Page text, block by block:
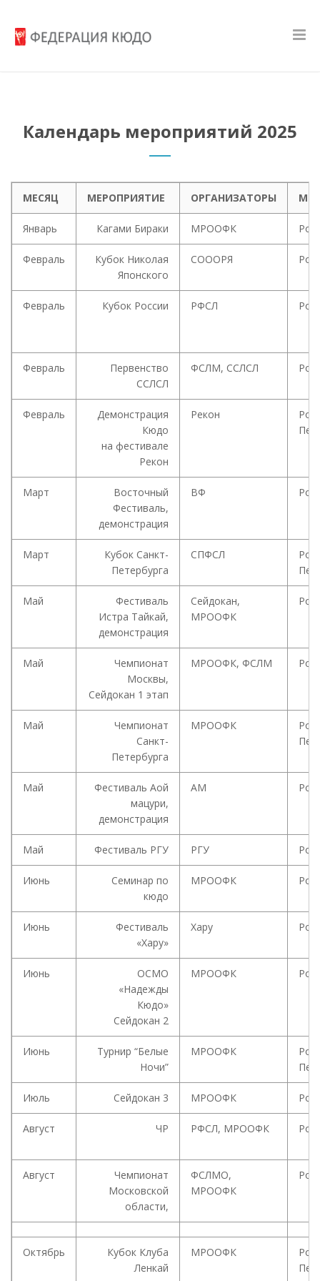
Календарь мероприятий 2025
МЕСЯЦ МЕРОПРИЯТИЕ ОРГАНИЗАТОРЫ
Январь Кагами Бираки МРООФК
Февраль
Кубок Николая
Японского
СОООРЯ
Февраль Кубок России РФСЛ
Февраль
Первенство
ССЛСЛ
ФСЛМ, ССЛСЛ
Февраль
Демонстрация
Кюдо
на фестивале
Рекон
Рекон
Март
Восточный
Фестиваль,
демонстрация
ВФ
Март
Кубок Санкт-
Петербурга
СПФСЛ
Май
Фестиваль
Истра Тайкай,
демонстрация
Сейдокан,
МРООФК
Май
Чемпионат
Москвы,
Сейдокан 1 этап
МРООФК, ФСЛМ
Май
Чемпионат
Санкт-
Петербурга
МРООФК
Май
Фестиваль Аой
мацури,
демонстрация
АМ
Май Фестиваль РГУ РГУ
Июнь
Семинар по
кюдо
МРООФК
Июнь
Фестиваль
«Хару»
Хару
Июнь
ОСМО
«Надежды
Кюдо»
Сейдокан 2
МРООФК
Июнь
Турнир “Белые
Ночи”
МРООФК
Июль Сейдокан 3 МРООФК
Август ЧР РФСЛ, МРООФК
Август
Чемпионат
Московской
области,
ФСЛМО,
МРООФК
Октябрь
Кубок Клуба
Ленкай
МРООФК